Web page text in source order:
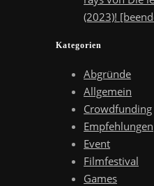
(2023)!
Kategorien
Abgründe
Allgemein
Crowdfunding
Empfehlungen
Event
Filmfestival
Games